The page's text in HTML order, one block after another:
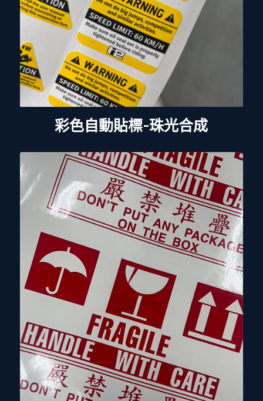
彩色自動貼標-珠光合成